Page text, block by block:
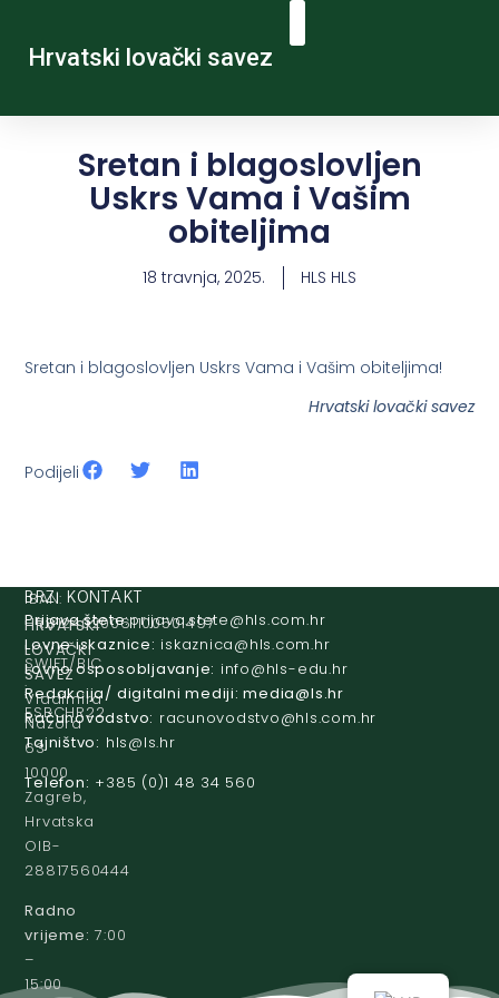
Hrvatski lovački savez
Sretan i blagoslovljen
Uskrs Vama i Vašim
obiteljima
18 travnja, 2025. HLS HLS
Sretan i blagoslovljen Uskrs Vama i Vašim obiteljima!
Hrvatski lovački savez
Podijeli
HRVATSKI
LOVAČKI
SAVEZ
Vladimira
Nazora
63
10000
Zagreb,
Hrvatska
OIB-
28817560444
Radno
vrijeme: 7:00
–
15:00
IBAN:
HR8124020061100501497
SWIFT/BIC
:
ESBCHR22
BRZI KONTAKT
Prijava štete: rh.moc.slh
@etets.avajirp
Lovne iskaznice:
rh.moc.slh
@acinzaksi
Lovno osposobljavanje:
rh.ude-slh
@ofni
Redakcija/ digitalni mediji:
rh.sl
@aidem
Računovodstvo:
rh.moc.slh
@ovtsdovonucar
Tajništvo:
rh.sl
@slh
Telefon: +385 (0)1 48 34 560